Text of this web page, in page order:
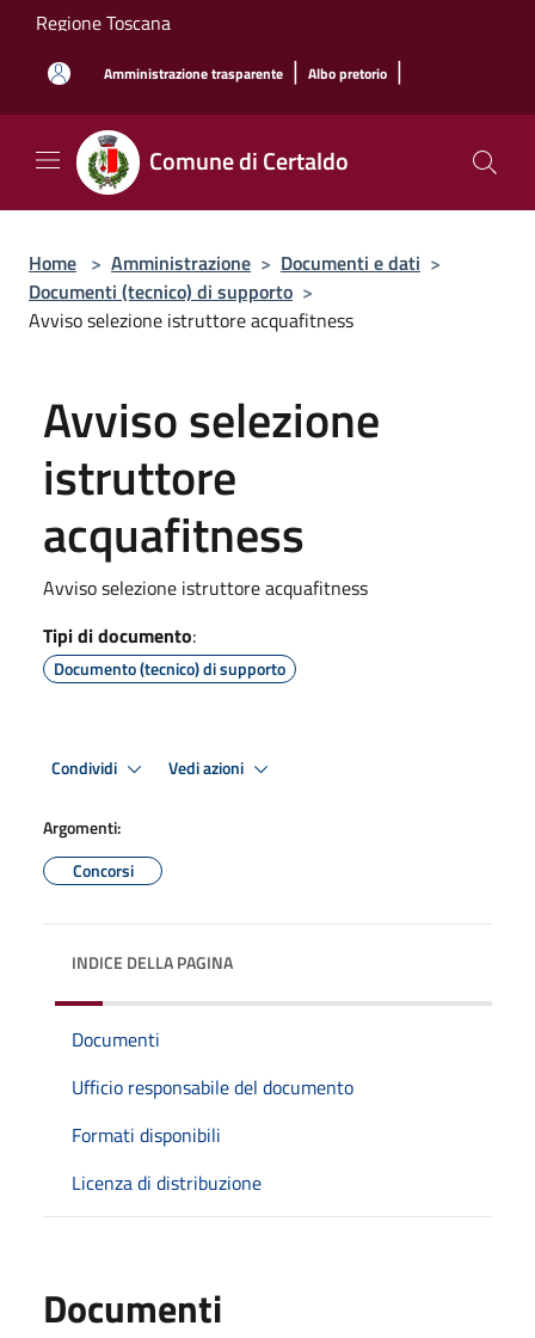
Salta al contenuto principale
Regione Toscana
Amministrazione trasparente | Albo pretorio |
Comune di Certaldo
Home > Amministrazione > Documenti e dati >
Documenti (tecnico) di supporto >
Avviso selezione istruttore acquafitness
Avviso selezione
istruttore
acquafitness
Avviso selezione istruttore acquafitness
Tipi di documento:
Documento (tecnico) di supporto
Condividi Vedi azioni
Argomenti:
Concorsi
INDICE DELLA PAGINA
Documenti
Ufficio responsabile del documento
Formati disponibili
Licenza di distribuzione
Documenti